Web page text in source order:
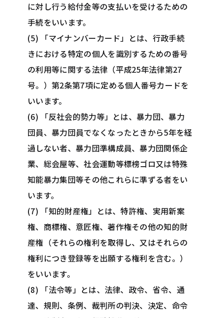
に対し行う給付金等の支払いを受けるための
手続をいいます。
(5) 「マイナンバーカード」とは、行政手続
きにおける特定の個人を識別するための番号
の利用等に関する法律（平成25年法律第27
号。）第2条第7項に定める個人番号カードを
いいます。
(6) 「反社会的勢力等」とは、暴力団、暴力
団員、暴力団員でなくなったときから5年を経
過しない者、暴力団準構成員、暴力団関係企
業、総会屋等、社会運動等標榜ゴロ又は特殊
知能暴力集団等その他これらに準ずる者をい
います。
(7) 「知的財産権」とは、特許権、実用新案
権、商標権、意匠権、著作権その他の知的財
産権（それらの権利を取得し、又はそれらの
権利につき登録等を出願する権利を含む。）
をいいます。
(8) 「法令等」とは、法律、政令、省令、通
達、規則、条例、裁判所の判決、決定、命令